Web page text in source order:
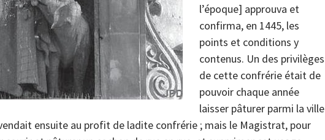
l’époque] approuva et
confirma, en 1445, les
points et conditions y
contenus. Un des privilèges
de cette confrérie était de
pouvoir chaque année
laisser pâturer parmi la ville
ensuite au profit de ladite confrérie ; mais le Magistrat, pour